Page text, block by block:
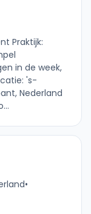
Praktijk:
in de week,
's-
Nederland
•